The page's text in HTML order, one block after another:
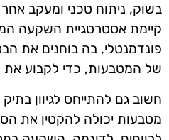
בשוק, ניתוח טכני ומעקב
קיימת אסטרטגיית השקעה
פונדמנטלי, בה בוחנים את
של המטבעות, כדי לקבוע את
חשוב גם להתייחס לגיוון
מטבעות יכולה להקטין את